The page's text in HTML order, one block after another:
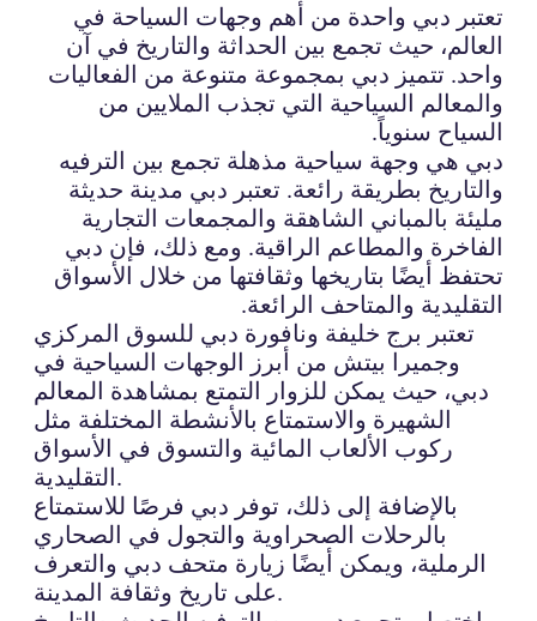
تعتبر دبي واحدة من أهم وجهات السياحة في
العالم، حيث تجمع بين الحداثة والتاريخ في آن
واحد. تتميز دبي بمجموعة متنوعة من الفعاليات
والمعالم السياحية التي تجذب الملايين من
السياح سنوياً.
دبي هي وجهة سياحية مذهلة تجمع بين الترفيه
والتاريخ بطريقة رائعة. تعتبر دبي مدينة حديثة
مليئة بالمباني الشاهقة والمجمعات التجارية
الفاخرة والمطاعم الراقية. ومع ذلك، فإن دبي
تحتفظ أيضًا بتاريخها وثقافتها من خلال الأسواق
التقليدية والمتاحف الرائعة.
تعتبر برج خليفة ونافورة دبي للسوق المركزي
وجميرا بيتش من أبرز الوجهات السياحية في
دبي، حيث يمكن للزوار التمتع بمشاهدة المعالم
الشهيرة والاستمتاع بالأنشطة المختلفة مثل
ركوب الألعاب المائية والتسوق في الأسواق
التقليدية.
بالإضافة إلى ذلك، توفر دبي فرصًا للاستمتاع
بالرحلات الصحراوية والتجول في الصحاري
الرملية، ويمكن أيضًا زيارة متحف دبي والتعرف
على تاريخ وثقافة المدينة.